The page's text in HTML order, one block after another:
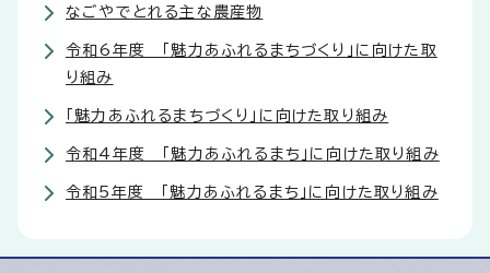
なごやでとれる主な農産物
令和6年度 「魅力あふれるまちづくり」に向けた取
り組み
「魅力あふれるまちづくり」に向けた取り組み
令和4年度 「魅力あふれるまち」に向けた取り組み
令和5年度 「魅力あふれるまち」に向けた取り組み